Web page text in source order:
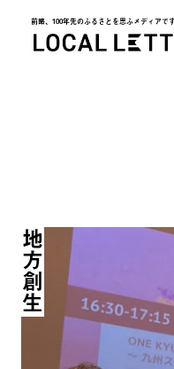
前略、100年先のふるさとを思ふメディアです
地方創生